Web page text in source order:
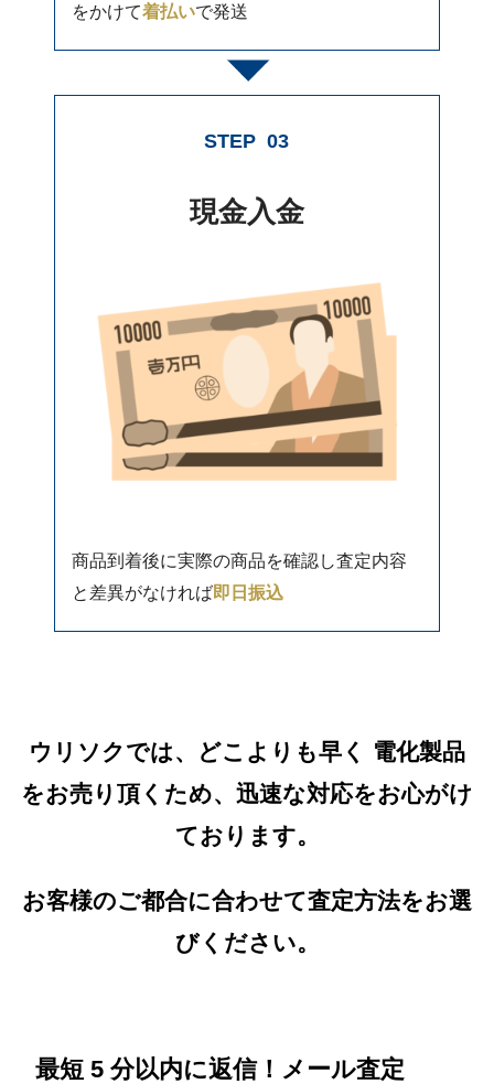
をかけて着払いで発送
STEP 03
現金入金
商品到着後に実際の商品を確認し査定内容
と差異がなければ即日振込
ウリソクでは、どこよりも早く 電化製品
をお売り頂くため、迅速な対応をお心がけ
ております。
お客様のご都合に合わせて査定方法をお選
びください。
最短 5 分以内に返信！メール査定